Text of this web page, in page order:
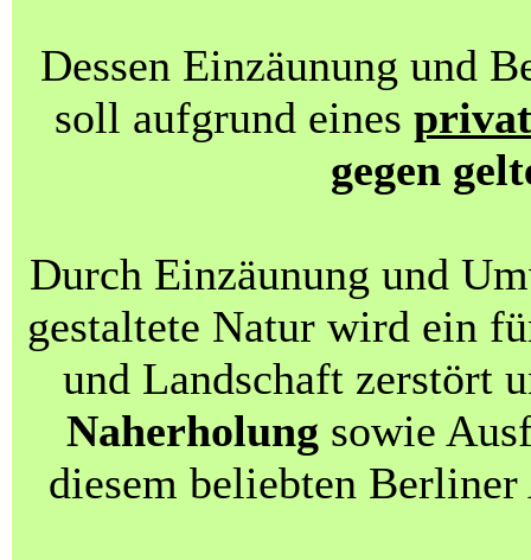
Dessen Einzäunung und
soll aufgrund eines privat
gegen
Durch Einzäunung und
gestaltete Natur wird ein
und Landschaft zerstört
Naherholung sowie
diesem beliebten